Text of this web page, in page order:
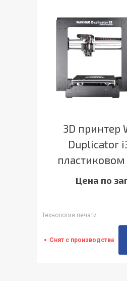
3D принтер
Duplicator
пластиковом
Цена по
Технология печати
Снят с производства